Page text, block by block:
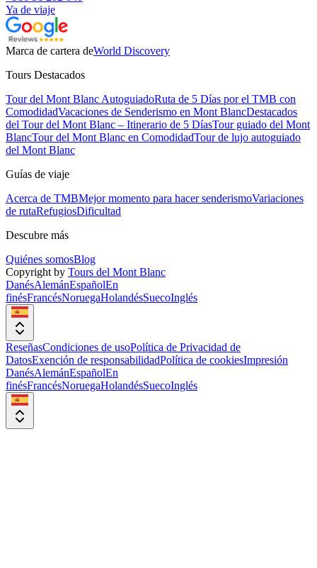
Ya de viaje
Marca de cartera deWorld Discovery
Tours Destacados
Tour del Mont Blanc AutoguiadoRuta de 5 Días por el TMB con
ComodidadVacaciones de Senderismo en Mont BlancDestacados
del Tour del Mont Blanc – Itinerario de 5 DíasTour guiado del Mont
BlancTour del Mont Blanc en ComodidadTour de lujo autoguiado
del Mont Blanc
Guías de viaje
Acerca de TMBMejor momento para hacer senderismoVariaciones
de rutaRefugiosDificultad
Descubre más
Quiénes somosBlog
Copyright by Tours del Mont Blanc
DanésAlemánEspañolEn
finésFrancésNoruegaHolandésSuecoInglés
ReseñasCondiciones de usoPolítica de Privacidad de
DatosExención de responsabilidadPolítica de cookiesImpresión
DanésAlemánEspañolEn
finésFrancésNoruegaHolandésSuecoInglés